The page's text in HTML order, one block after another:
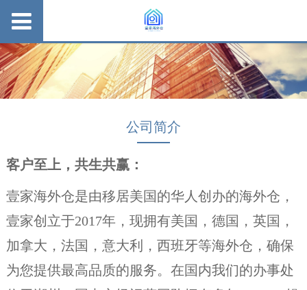
公司简介
客户至上，共生共赢：
壹家海外仓是由移居美国的华人创办的海外仓，
壹家创立于2017年，现拥有美国，德国，英国，
加拿大，法国，意大利，西班牙等海外仓，确保
为您提供最高品质的服务。在国内我们的办事处